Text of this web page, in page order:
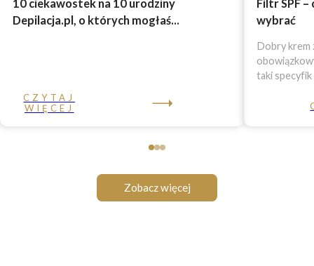
10 ciekawostek na 10 urodziny
Depilacja.pl, o których mogłaś...
CZYTAJ
WIĘCEJ
Filtr SPF
wybrać
Dobry krem
taki specyfik
Zobacz więcej